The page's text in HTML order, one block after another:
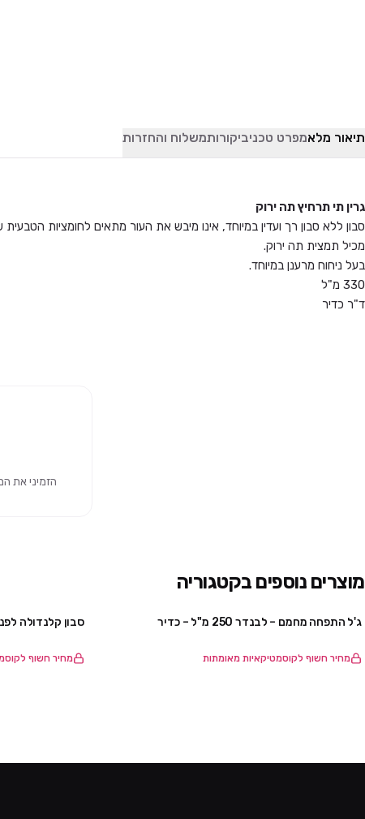
תיאור מלאמפרט טכניביקורותמשלוח והחזרות
גרין תי תרחיץ תה ירוק
סבון ללא סבון רך ועדין במיוחד, אינו מיבש את העור מתאים לחומציות
מכיל תמצית תה ירוק.
בעל ניחוח מרענן במיוחד.
330 מ"ל
ד"ר כדיר
הזמיני את
מוצרים נוספים בקטגוריה
ג'ל התפחה מחמם – לבנדר 250 מ"ל – כדיר
מחיר חשוף לקוסמטיקאיות מאומתות
סבון קלנדולה לפנים – 330
מחיר חשוף